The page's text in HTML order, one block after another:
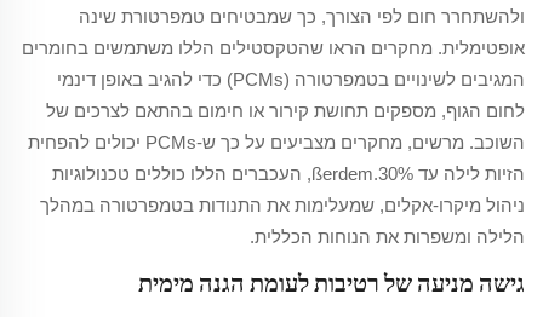
ולהשתחרר חום לפי הצורך, כך שמבטיחים טמפרטורת שינה
אופטימלית. מחקרים הראו שהטקסטילים הללו משתמשים בחומרים
המגיבים לשינויים בטמפרטורה (PCMs) כדי להגיב באופן דינמי
לחום הגוף, מספקים תחושת קירור או חימום בהתאם לצרכים של
השוכב. מרשים, מחקרים מצביעים על כך ש-PCMs יכולים להפחית
הזיות לילה עד 30%.ßerdem, העכברים הללו כוללים טכנולוגיות
ניהול מיקרו-אקלים, שמעלימות את התנודות בטמפרטורה במהלך
הלילה ומשפרות את הנוחות הכללית.
גישה מניעה של רטיבות לעומת הגנה מימית